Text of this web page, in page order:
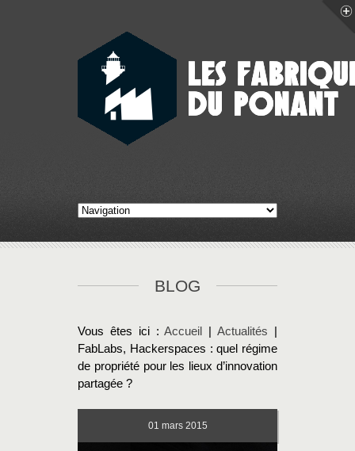
BLOG
Vous êtes ici :Accueil |Actualités
FabLabs, Hackerspaces : quel régime
de propriété pour les lieux d’innovation
partagée ?
01 mars 2015